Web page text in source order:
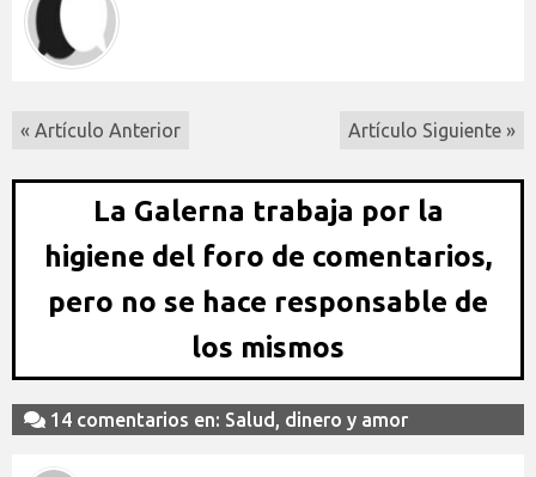
« Artículo Anterior Artículo Siguiente »
La Galerna trabaja por la
higiene del foro de comentarios,
pero no se hace responsable de
los mismos
14 comentarios en: Salud, dinero y amor